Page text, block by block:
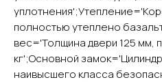
полностью утеплено
вес='Толщина двери 125 мм,
кг';Основной
наивысшего класса
Главная
Покупателям
ИНН 501105765500